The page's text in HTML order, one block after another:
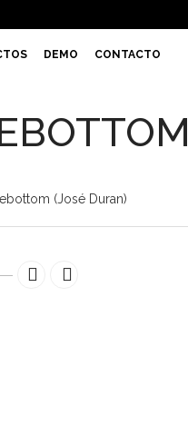
DEMO CONTACTO
(José Duran)